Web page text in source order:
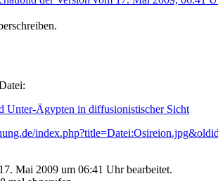
Unter-Ägypten in diffusionistischer Sicht
Mai 2009 um 06:41 Uhr bearbeitet.